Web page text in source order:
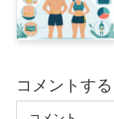
コメントする